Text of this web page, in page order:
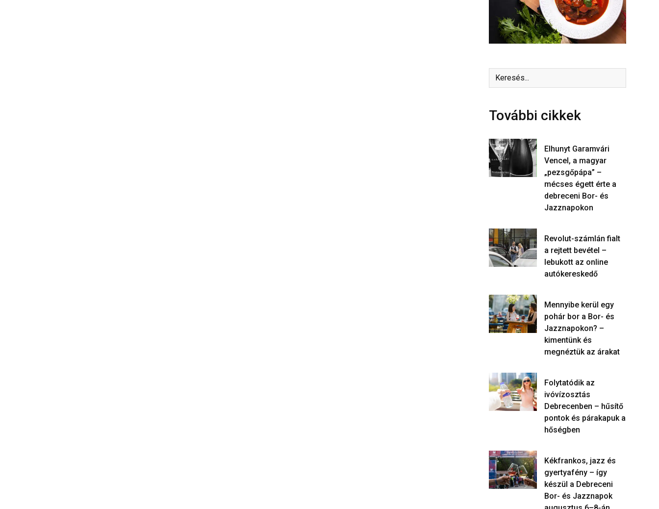
További cikkek
Elhunyt Garamvári
Vencel, a magyar
„pezsgőpápa” –
mécses égett érte a
debreceni Bor- és
Jazznapokon
Revolut-számlán fialt
a rejtett bevétel –
lebukott az online
autókereskedő
Mennyibe kerül egy
pohár bor a Bor- és
Jazznapokon? –
kimentünk és
megnéztük az árakat
Folytatódik az
ivóvízosztás
Debrecenben – hűsítő
pontok és párakapuk a
hőségben
Kékfrankos, jazz és
gyertyafény – így
készül a Debreceni
Bor- és Jazznapok